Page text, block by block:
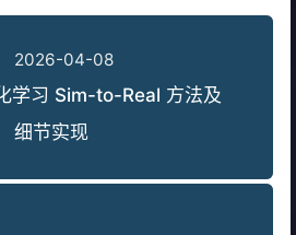
2026-04-08
学习 Sim-to-Real 方法及
细节实现